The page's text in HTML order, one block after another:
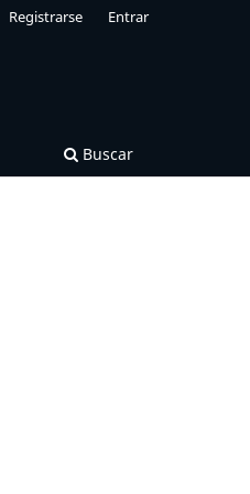
Buscar
Registrarse Entrar